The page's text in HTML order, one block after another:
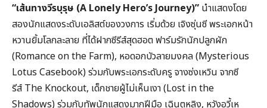
“เส้นทางวีรบุรุษ (A Lonely Hero’s Journey)” นำแสดงโดย
สองนักแสดงระดับเอลิสต์ของวงการ เริ่มด้วย เจิงซุ่นซี พระเอกหน้า
หวานยิ้มโลกละลาย ที่ได้ฝากซีรีส์สุดฮอต ฟาร์มรักนักปลูกผัก
(Romance on the Farm), หอดอกบัวลายมงคล (Mysterious
Lotus Casebook) ร่วมกับพระเอกระดับครู จางซ่งเหวิน จากซี
รีส์ The Knockout, เด็กชายผู้ไม่เห็นเงา (Lost in the
Shadows) ร่วมกับทัพนักแสดงมากฝีมือ เฉินตูหลิง, หวังอวี้เห